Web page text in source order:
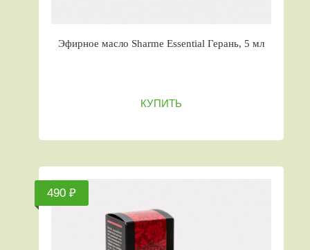
Эфирное масло Sharme Essential Герань, 5 мл
КУПИТЬ
490 ₽